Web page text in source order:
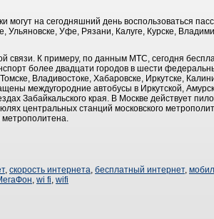
могут на сегодняшний день воспользоваться
Уфе, Рязани, Калуге, Курске,
связи. К примеру, по данным МТС, сегодня
более двадцати городов в шести
Владивостоке, Хабаровске, Иркутске,
междугородние автобусы в Иркутской,
Забайкальского края. В Москве действует
центральных станций московского
метрополитена.
, скорость интернета, бесплатный интернет,
, wi fi, wifi